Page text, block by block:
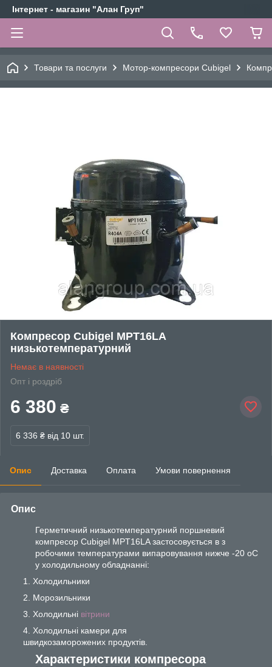
Інтернет - магазин "Алан Груп"
Товари та послуги Мотор-компресори Cubigel
Компресор Cubigel MPT16LA
низькотемпературний
Немає в наявності
Опт і роздріб
6 380 ₴
6 336 ₴ від 10 шт.
Опис Доставка Оплата Умови повернення
Опис
Герметичний низькотемпературний поршневий
компресор Cubigel MPT16LA застосовується в з
робочими температурами випаровування нижче -20 oC
у холодильному обладнанні:
Холодильники
Морозильники
Холодильні вітрини
Холодильні камери для
швидкозаморожених продуктів.
Характеристики компресора